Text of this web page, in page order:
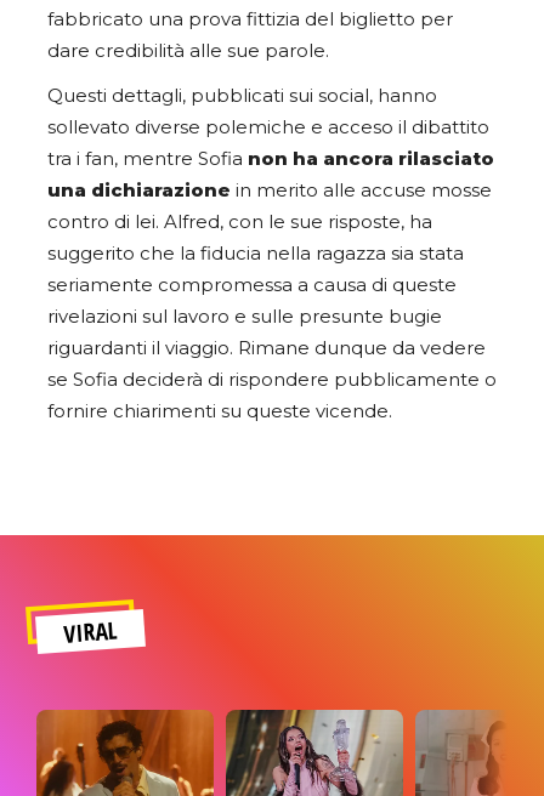
fabbricato una prova fittizia del biglietto per
dare credibilità alle sue parole.
Questi dettagli, pubblicati sui social, hanno
sollevato diverse polemiche e acceso il dibattito
tra i fan, mentre Sofia non ha ancora rilasciato
una dichiarazione in merito alle accuse mosse
contro di lei. Alfred, con le sue risposte, ha
suggerito che la fiducia nella ragazza sia stata
seriamente compromessa a causa di queste
rivelazioni sul lavoro e sulle presunte bugie
riguardanti il viaggio. Rimane dunque da vedere
se Sofia deciderà di rispondere pubblicamente o
fornire chiarimenti su queste vicende.
VIRAL